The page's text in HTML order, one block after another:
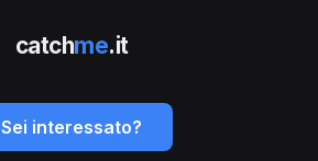
catchme.it
Sei interessato?